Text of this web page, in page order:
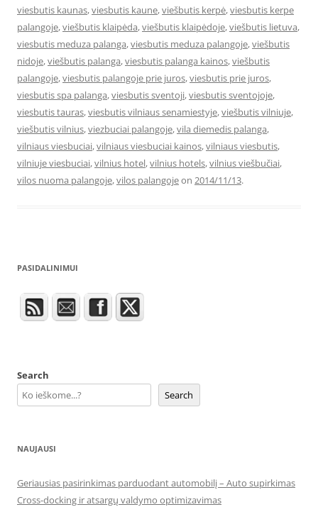
viesbutis kaunas,viesbutis kaune,viešbutis kerpė,viesbutis kerpe
palangoje,viešbutis klaipėda,viešbutis klaipėdoje,viešbutis lietuva,
viesbutis meduza palanga,viesbutis meduza palangoje,viešbutis
nidoje,viešbutis palanga,viesbutis palanga kainos,viešbutis
palangoje,viesbutis palangoje prie juros,viesbutis prie juros,
viesbutis spa palanga,viesbutis sventoji,viesbutis sventojoje,
viesbutis tauras,viesbutis vilniaus senamiestyje,viešbutis vilniuje,
viešbutis vilnius,viezbuciai palangoje,vila diemedis palanga,
vilniaus viesbuciai,vilniaus viesbuciai kainos,vilniaus viesbutis,
vilniuje viesbuciai,vilnius hotel,vilnius hotels,vilnius viešbučiai,
vilos nuoma palangoje,vilos palangojeon 2014/11/13.
PASIDALINIMUI
Search
Search
NAUJAUSI
Geriausias pasirinkimas parduodant automobilį – Auto supirkimas
Cross-docking ir atsargų valdymo optimizavimas